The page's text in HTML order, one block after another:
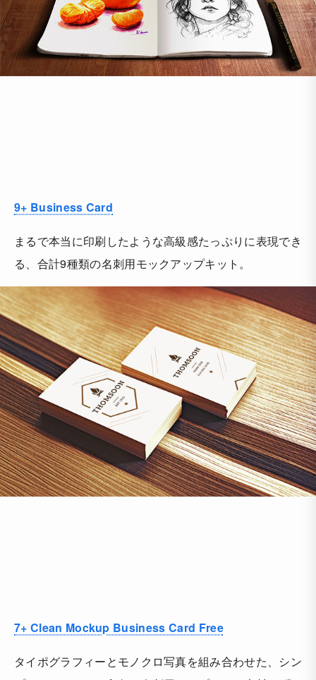
9+ Business Card
まるで本当に印刷したような高級感たっぷりに表現でき
る、合計9種類の名刺用モックアップキット。
7+ Clean Mockup Business Card Free
タイポグラフィーとモノクロ写真を組み合わせた、シン